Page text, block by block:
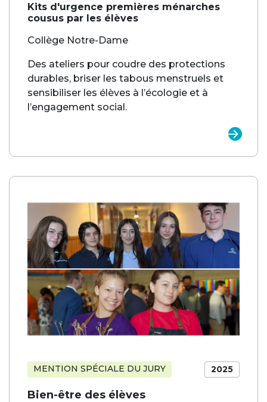
Kits d'urgence premières ménarches
cousus par les élèves
Collège Notre-Dame
Des ateliers pour coudre des protections
durables, briser les tabous menstruels et
sensibiliser les élèves à l’écologie et à
l’engagement social.
2025
MENTION SPÉCIALE DU JURY
Bien-être des élèves